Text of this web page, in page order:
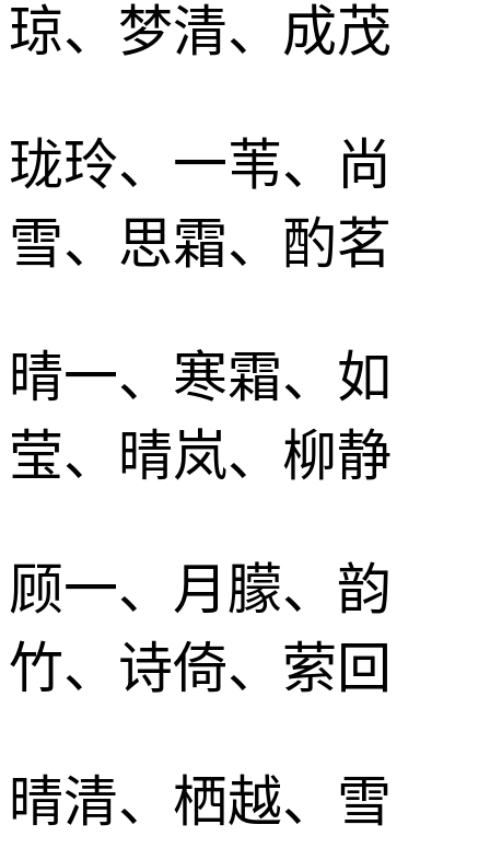
琼、梦清、成茂
珑玲、一苇、尚
雪、思霜、酌茗
晴一、寒霜、如
莹、晴岚、柳静
顾一、月朦、韵
竹、诗倚、萦回
晴清、栖越、雪